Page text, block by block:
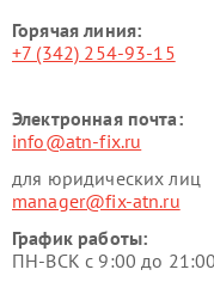
Горячая линия:
+7 (342) 254-93-15
Электронная почта:
info@atn-fix.ru
для юридических лиц
manager@fix-atn.ru
График работы:
ПН-ВСК с 9:00 до